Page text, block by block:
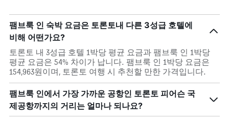
팸브룩 인 숙박 요금은 토론토내 다른 3성급 호텔에
비해 어떤가요?
토론토 내 3성급 호텔 1박당 평균 요금과 팸브룩 인 1박당
평균 요금은 54% 차이가 납니다. 팸브룩 인 1박당 요금은
154,963원이며, 토론토 여행 시 추천할 만한 가격입니다.
팸브룩 인에서 가장 가까운 공항인 토론토 피어슨 국
제공항까지의 거리는 얼마나 되나요?